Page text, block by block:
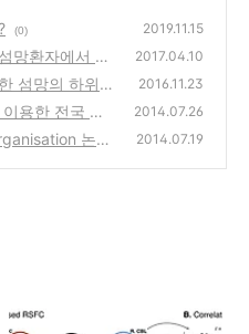
(0) 2019.11.15
망환자에서 보
전에 대한 연
2017.04.10
섬망의 하위그
2016.11.23
용한 전국 지
산, 자살률의
2014.07.26
논문
2014.07.19